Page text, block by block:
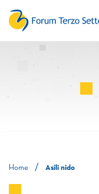
Home / Asili nido